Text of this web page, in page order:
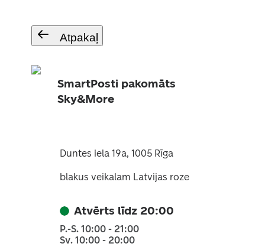
Atpakaļ
SmartPosti pakomāts
Sky&More
Duntes iela 19a, 1005 Rīga
blakus veikalam Latvijas roze
Atvērts līdz 20:00
P.-S. 10:00 - 21:00
Sv. 10:00 - 20:00